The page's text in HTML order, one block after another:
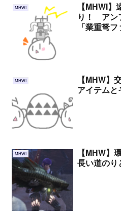
MHWI
【MHWI
り！ アン
「業重弩
MHWI
【MHW】
アイテムと
MHWI
【MHW】
長い道のり